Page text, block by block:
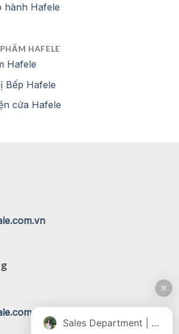
hành Hafele
HAFELE
Hafele
Bếp Hafele
cửa Hafele
Sales Department | Chat online